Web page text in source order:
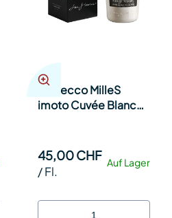
Prosecco MilleS
imoto Cuvée Blanc
Auf Lager
45,00 CHF
/Fl.